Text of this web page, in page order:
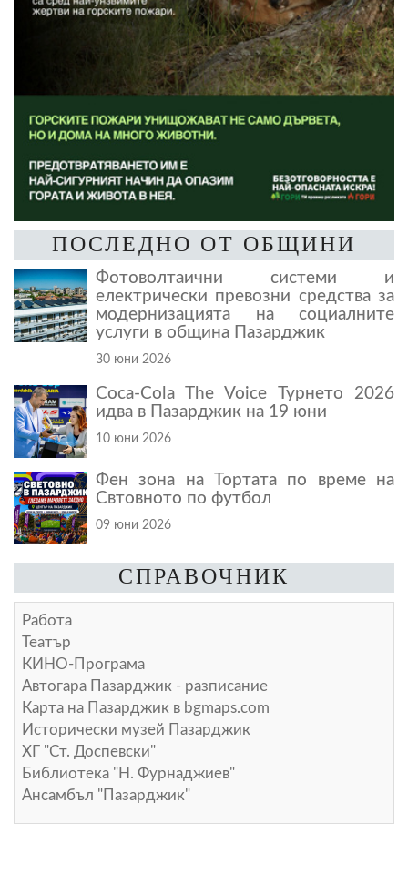
ПОСЛЕДНО ОТ ОБЩИНИ
Фотоволтаични системи и
електрически превозни средства за
модернизацията на социалните
услуги в община Пазарджик
30 юни 2026
Coca-Cola The Voice Турнето 2026
идва в Пазарджик на 19 юни
10 юни 2026
Фен зона на Тортата по време на
Свтовното по футбол
09 юни 2026
СПРАВОЧНИК
Работа
Театър
КИНО-Програма
Автогара Пазарджик - разписание
Карта на Пазарджик в bgmaps.com
Исторически музей Пазарджик
ХГ "Ст. Доспевски"
Библиотека "Н. Фурнаджиев"
Ансамбъл "Пазарджик"